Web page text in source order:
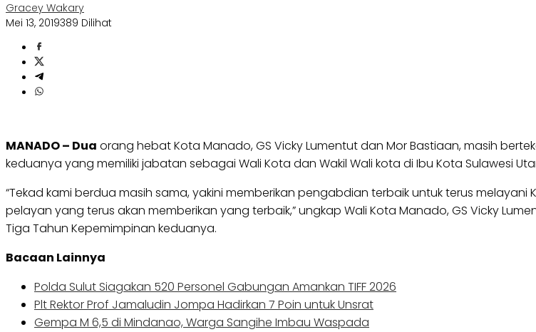
Gracey Wakary
Mei 13, 2019389 Dilihat
MANADO – Dua orang hebat Kota Manado, GS Vicky Lumentut dan Mor Bastiaan, masih
keduanya yang memiliki jabatan sebagai Wali Kota dan Wakil Wali kota di Ibu Kota Sulawesi
“Tekad kami berdua masih sama, yakini memberikan pengabdian terbaik untuk terus melayani
pelayan yang terus akan memberikan yang terbaik,” ungkap Wali Kota Manado, GS Vicky
Tiga Tahun Kepemimpinan keduanya.
Bacaan Lainnya
Polda Sulut Siagakan 520 Personel Gabungan Amankan TIFF 2026
Plt Rektor Prof Jamaludin Jompa Hadirkan 7 Poin untuk Unsrat
Gempa M 6,5 di Mindanao, Warga Sangihe Imbau Waspada